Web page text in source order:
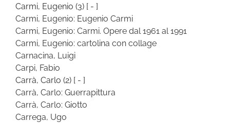
Carmi, Eugenio (3) [ - ]
Carmi, Eugenio: Eugenio Carmi
Carmi, Eugenio: Carmi. Opere dal 1961 al 1991
Carmi, Eugenio: cartolina con collage
Carnacina, Luigi
Carpi, Fabio
Carrà, Carlo (2) [ - ]
Carrà, Carlo: Guerrapittura
Carrà, Carlo: Giotto
Carrega, Ugo